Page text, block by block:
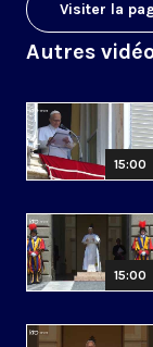
Visiter la
Autres
15:00
15:00